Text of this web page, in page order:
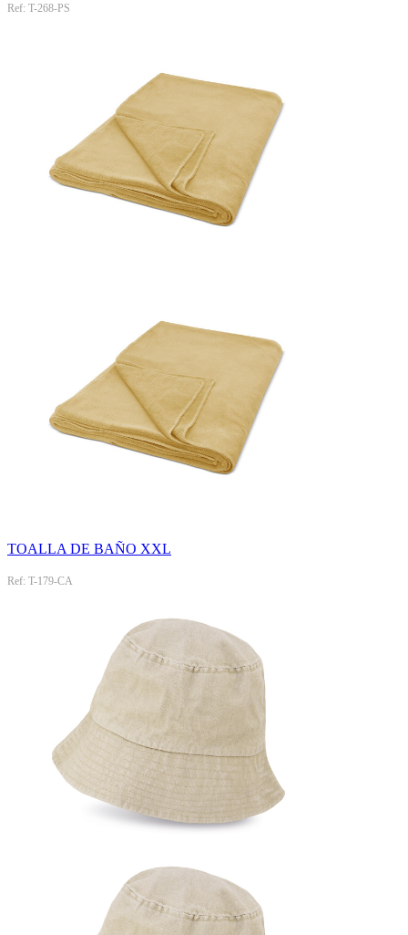
Ref: T-268-PS
TOALLA DE BAÑO XXL
Ref: T-179-CA